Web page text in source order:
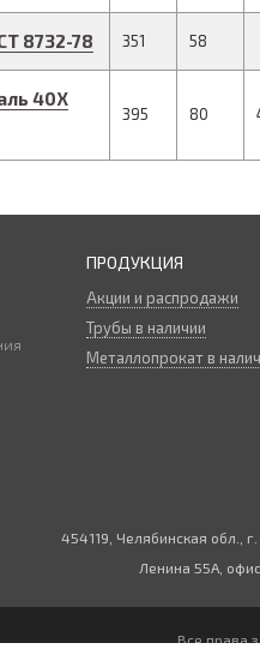
8732-78 351 58
40Х
395 80
ПРОДУКЦИЯ
Акции и распродажи
Трубы в наличии
Металлопрокат в
454119, Челябинская обл.,
Ленина 55А,
Все права